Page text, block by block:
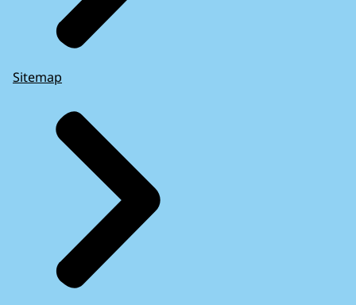
Sitemap